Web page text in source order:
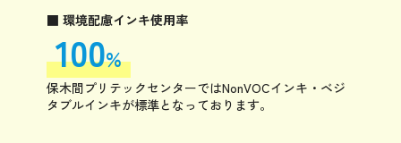
■ 環境配慮インキ使用率
100%
保木間プリテックセンターではNonVOCインキ・ベジ
タブルインキが標準となっております。